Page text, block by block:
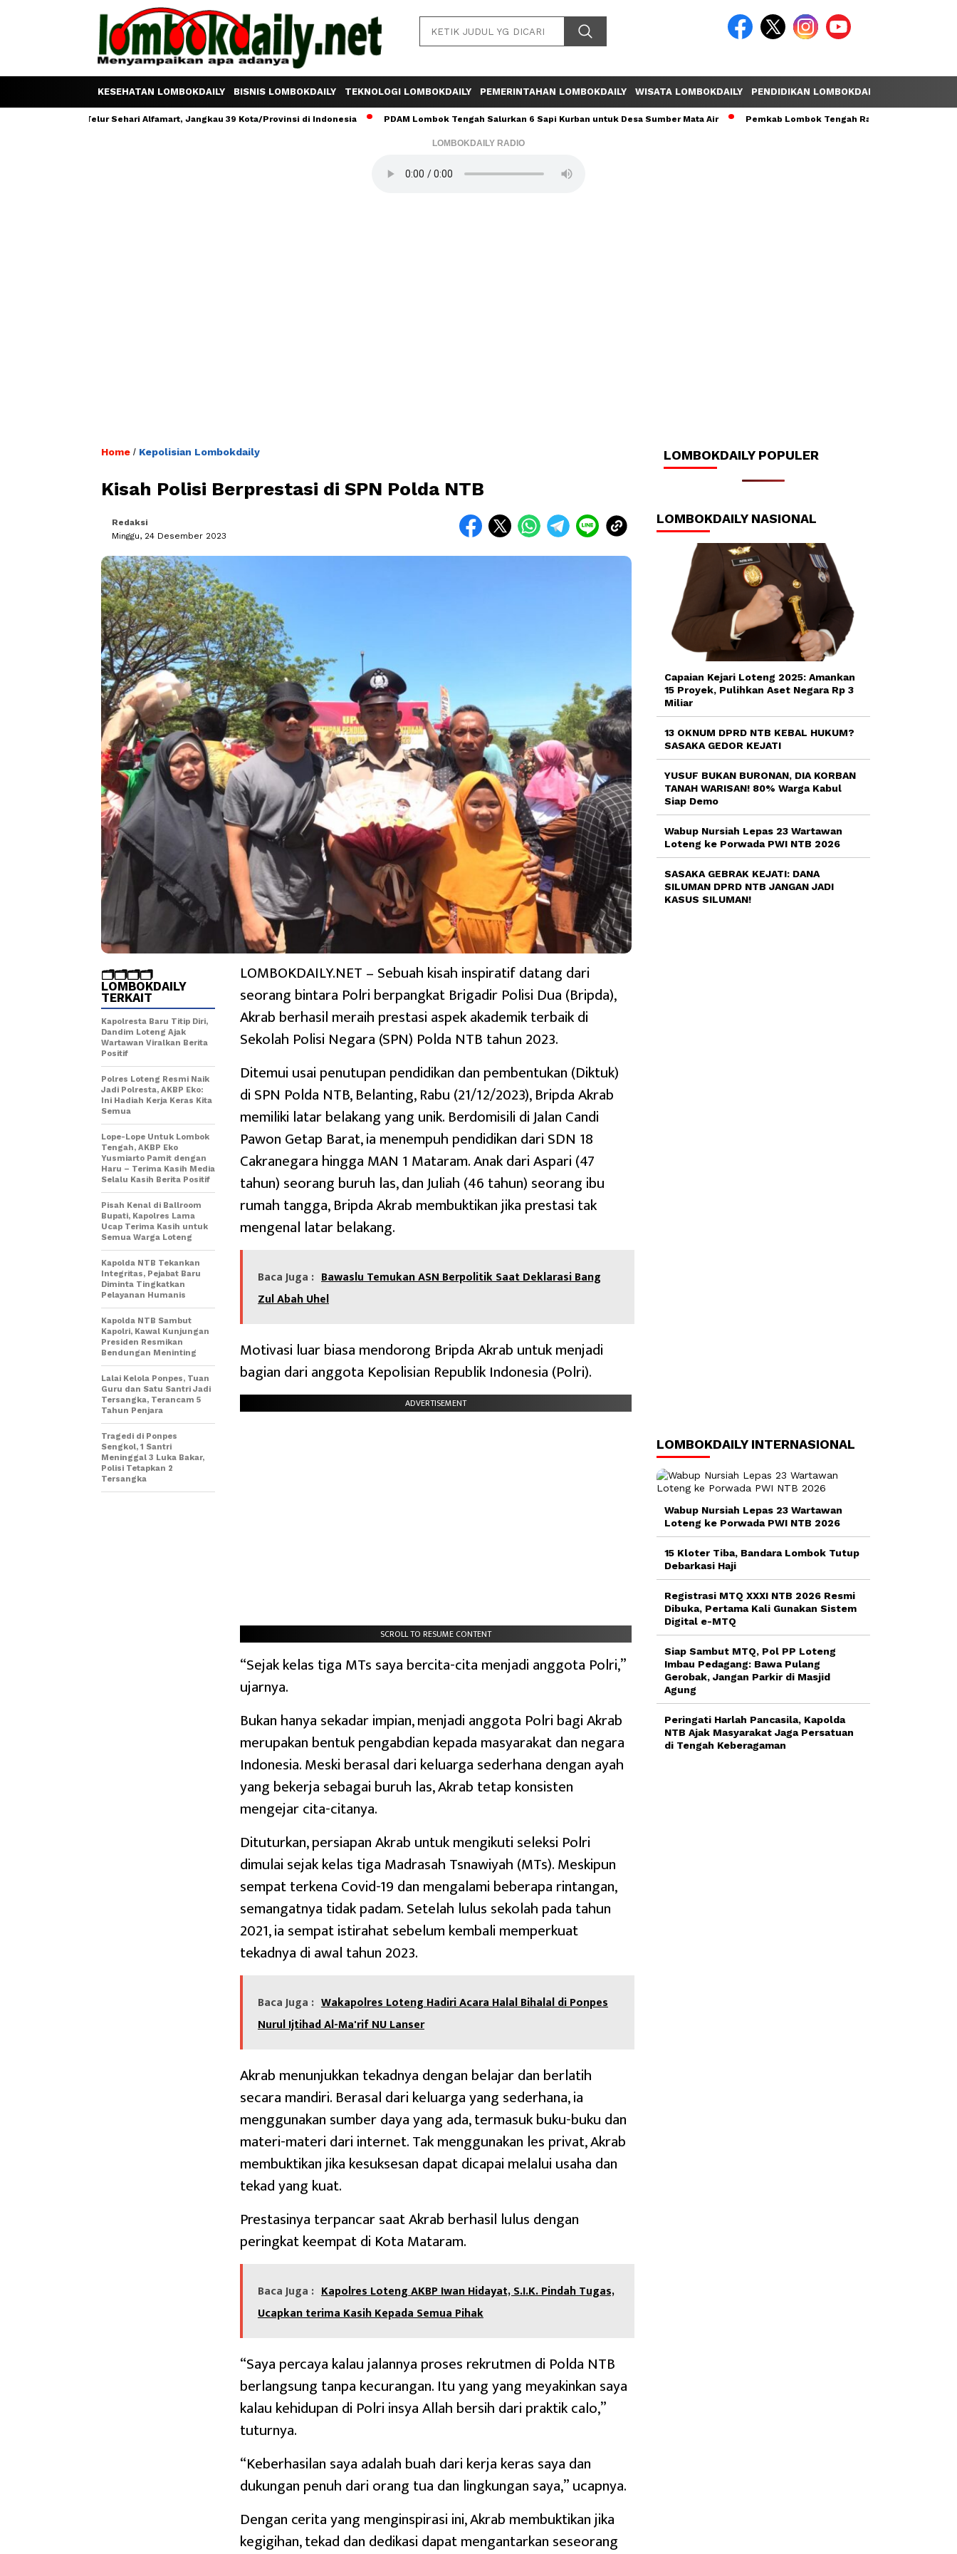
KESEHATAN LOMBOKDAILY BISNIS LOMBOKDAILY TEKNOLOGI LOMBOKDAILY PEMERINTAHAN LOMBOKDAILY WISATA LOMBOKDAILY PENDIDIKAN LOMBOKDAILY
Satu Telur Sehari Alfamart, Jangkau 39 Kota/Provinsi di Indonesia PDAM Lombok Tengah Salurkan 6 Sapi Kurban untuk Desa Sumber Mata Air Pemkab Lombok Tengah Raih Opini WTP Ke-14
LOMBOKDAILY RADIO
Home / Kepolisian Lombokdaily
Kisah Polisi Berprestasi di SPN Polda NTB
Redaksi
Minggu, 24 Desember 2023
LOMBOKDAILY.NET – Sebuah kisah inspiratif datang dari
seorang bintara Polri berpangkat Brigadir Polisi Dua (Bripda),
Akrab berhasil meraih prestasi aspek akademik terbaik di
Sekolah Polisi Negara (SPN) Polda NTB tahun 2023.
Ditemui usai penutupan pendidikan dan pembentukan (Diktuk)
di SPN Polda NTB, Belanting, Rabu (21/12/2023), Bripda Akrab
memiliki latar belakang yang unik. Berdomisili di Jalan Candi
Pawon Getap Barat, ia menempuh pendidikan dari SDN 18
Cakranegara hingga MAN 1 Mataram. Anak dari Aspari (47
tahun) seorang buruh las, dan Juliah (46 tahun) seorang ibu
rumah tangga, Bripda Akrab membuktikan jika prestasi tak
mengenal latar belakang.
Baca Juga : Bawaslu Temukan ASN Berpolitik Saat Deklarasi Bang
Zul Abah Uhel
Motivasi luar biasa mendorong Bripda Akrab untuk menjadi
bagian dari anggota Kepolisian Republik Indonesia (Polri).
ADVERTISEMENT
SCROLL TO RESUME CONTENT
“Sejak kelas tiga MTs saya bercita-cita menjadi anggota Polri,”
ujarnya.
Bukan hanya sekadar impian, menjadi anggota Polri bagi Akrab
merupakan bentuk pengabdian kepada masyarakat dan negara
Indonesia. Meski berasal dari keluarga sederhana dengan ayah
yang bekerja sebagai buruh las, Akrab tetap konsisten
mengejar cita-citanya.
Dituturkan, persiapan Akrab untuk mengikuti seleksi Polri
dimulai sejak kelas tiga Madrasah Tsnawiyah (MTs). Meskipun
sempat terkena Covid-19 dan mengalami beberapa rintangan,
semangatnya tidak padam. Setelah lulus sekolah pada tahun
2021, ia sempat istirahat sebelum kembali memperkuat
tekadnya di awal tahun 2023.
Baca Juga : Wakapolres Loteng Hadiri Acara Halal Bihalal di Ponpes
Nurul Ijtihad Al-Ma'rif NU Lanser
Akrab menunjukkan tekadnya dengan belajar dan berlatih
secara mandiri. Berasal dari keluarga yang sederhana, ia
menggunakan sumber daya yang ada, termasuk buku-buku dan
materi-materi dari internet. Tak menggunakan les privat, Akrab
membuktikan jika kesuksesan dapat dicapai melalui usaha dan
tekad yang kuat.
Prestasinya terpancar saat Akrab berhasil lulus dengan
peringkat keempat di Kota Mataram.
Baca Juga : Kapolres Loteng AKBP Iwan Hidayat, S.I.K. Pindah Tugas,
Ucapkan terima Kasih Kepada Semua Pihak
“Saya percaya kalau jalannya proses rekrutmen di Polda NTB
berlangsung tanpa kecurangan. Itu yang yang meyakinkan saya
kalau kehidupan di Polri insya Allah bersih dari praktik calo,”
tuturnya.
“Keberhasilan saya adalah buah dari kerja keras saya dan
dukungan penuh dari orang tua dan lingkungan saya,” ucapnya.
Dengan cerita yang menginspirasi ini, Akrab membuktikan jika
kegigihan, tekad dan dedikasi dapat mengantarkan seseorang
🗂️🗂️🗂️🗂️
LOMBOKDAILY
TERKAIT
Kapolresta Baru Titip Diri,
Dandim Loteng Ajak
Wartawan Viralkan Berita
Positif
Polres Loteng Resmi Naik
Jadi Polresta, AKBP Eko:
Ini Hadiah Kerja Keras Kita
Semua
Lope-Lope Untuk Lombok
Tengah, AKBP Eko
Yusmiarto Pamit dengan
Haru – Terima Kasih Media
Selalu Kasih Berita Positif
Pisah Kenal di Ballroom
Bupati, Kapolres Lama
Ucap Terima Kasih untuk
Semua Warga Loteng
Kapolda NTB Tekankan
Integritas, Pejabat Baru
Diminta Tingkatkan
Pelayanan Humanis
Kapolda NTB Sambut
Kapolri, Kawal Kunjungan
Presiden Resmikan
Bendungan Meninting
Lalai Kelola Ponpes, Tuan
Guru dan Satu Santri Jadi
Tersangka, Terancam 5
Tahun Penjara
Tragedi di Ponpes
Sengkol, 1 Santri
Meninggal 3 Luka Bakar,
Polisi Tetapkan 2
Tersangka
LOMBOKDAILY POPULER
LOMBOKDAILY NASIONAL
Capaian Kejari Loteng 2025: Amankan
15 Proyek, Pulihkan Aset Negara Rp 3
Miliar
13 OKNUM DPRD NTB KEBAL HUKUM?
SASAKA GEDOR KEJATI
YUSUF BUKAN BURONAN, DIA KORBAN
TANAH WARISAN! 80% Warga Kabul
Siap Demo
Wabup Nursiah Lepas 23 Wartawan
Loteng ke Porwada PWI NTB 2026
SASAKA GEBRAK KEJATI: DANA
SILUMAN DPRD NTB JANGAN JADI
KASUS SILUMAN!
LOMBOKDAILY INTERNASIONAL
Wabup Nursiah Lepas 23 Wartawan
Loteng ke Porwada PWI NTB 2026
15 Kloter Tiba, Bandara Lombok Tutup
Debarkasi Haji
Registrasi MTQ XXXI NTB 2026 Resmi
Dibuka, Pertama Kali Gunakan Sistem
Digital e-MTQ
Siap Sambut MTQ, Pol PP Loteng
Imbau Pedagang: Bawa Pulang
Gerobak, Jangan Parkir di Masjid
Agung
Peringati Harlah Pancasila, Kapolda
NTB Ajak Masyarakat Jaga Persatuan
di Tengah Keberagaman